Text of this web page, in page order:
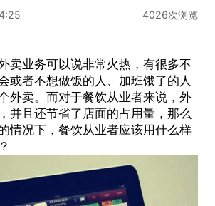
4026次浏览
卖业务可以说非常火热，有很多不
或者不想做饭的人、加班饿了的人
外卖。而对于餐饮从业者来说，外
并且还节省了店面的占用量，那么
情况下，餐饮从业者应该用什么样